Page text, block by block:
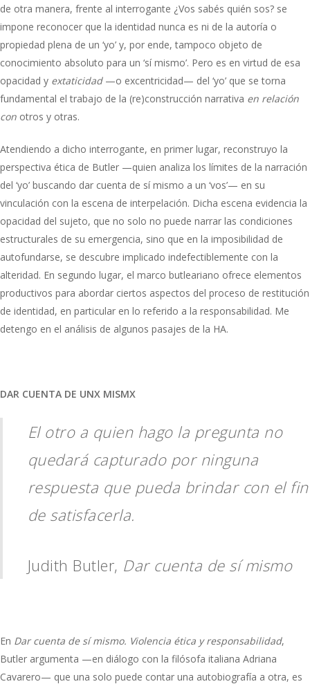
de otra manera, frente al interrogante ¿Vos sabés quién sos? se
impone reconocer que la identidad nunca es ni de la autoría o
propiedad plena de un ‘yo’ y, por ende, tampoco objeto de
conocimiento absoluto para un ‘sí mismo’. Pero es en virtud de esa
opacidad y extaticidad—o excentricidad— del ‘yo’ que se torna
fundamental el trabajo de la (re)construcción narrativa en relación
con otros y otras.
Atendiendo a dicho interrogante, en primer lugar, reconstruyo la
perspectiva ética de Butler —quien analiza los límites de la narración
del ‘yo’ buscando dar cuenta de sí mismo a un ‘vos’— en su
vinculación con la escena de interpelación. Dicha escena evidencia la
opacidad del sujeto, que no solo no puede narrar las condiciones
estructurales de su emergencia, sino que en la imposibilidad de
autofundarse, se descubre implicado indefectiblemente con la
alteridad. En segundo lugar, el marco butleariano ofrece elementos
productivos para abordar ciertos aspectos del proceso de restitución
de identidad, en particular en lo referido a la responsabilidad. Me
detengo en el análisis de algunos pasajes de la HA.
DAR CUENTA DE UNX MISMX
El otro a quien hago la pregunta no
quedará capturado por ninguna
respuesta que pueda brindar con el fin
de satisfacerla.
Judith Butler, Dar cuenta de sí mismo
En Dar cuenta de sí mismo. Violencia ética y responsabilidad,
Butler argumenta —en diálogo con la filósofa italiana Adriana
Cavarero— que una solo puede contar una autobiografía a otra, es